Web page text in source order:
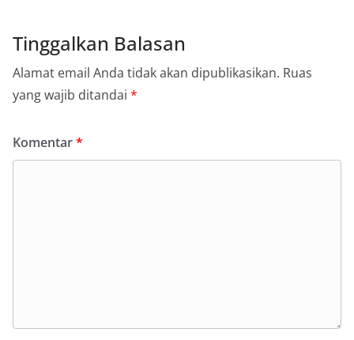
Tinggalkan Balasan
Alamat email Anda tidak akan dipublikasikan. Ruas
yang wajib ditandai *
Komentar*